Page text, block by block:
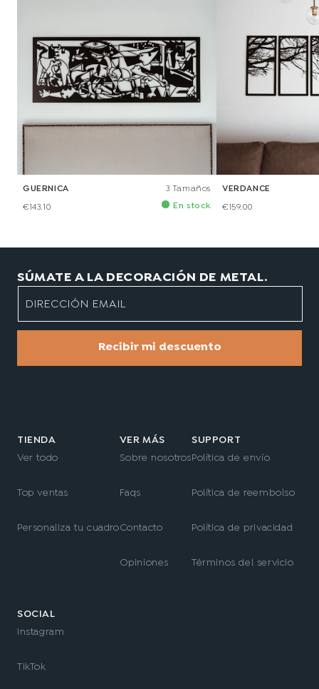
GUERNICA
€143.10
3 Tamaños
En stock
VERDANCE
€159.00
SÚMATE A LA DECORACIÓN DE METAL.
DIRECCIÓN EMAIL
Recibir mi descuento
TIENDA
Ver todo
Top ventas
Personaliza tu cuadro
VER MÁS
Sobre nosotros
Faqs
Contacto
Opiniones
SUPPORT
Política de envío
Política de reembolso
Política de privacidad
Términos del servicio
SOCIAL
Instagram
TikTok